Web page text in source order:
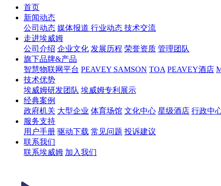
首页
新闻动态
公司动态 媒体报道 行业动态 技术交流
走进埃威姆
公司介绍 企业文化 发展历程 荣誉资质 管理团队
旗下品牌&产品
智慧物联网平台 PEAVEY SAMSON TOA PEAVEY酒店
技术优势
埃威姆研发团队 埃威姆专利展示
经典案例
政府机关 大型企业 体育场馆 文化中心 星级酒店 行政中
服务支持
用户手册 驱动下载 常见问题 投诉建议
联系我们
联系埃威姆 加入我们